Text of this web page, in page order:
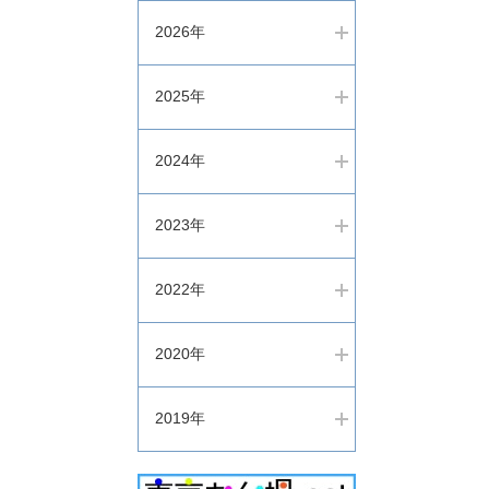
2026年
2025年
2024年
2023年
2022年
2020年
2019年